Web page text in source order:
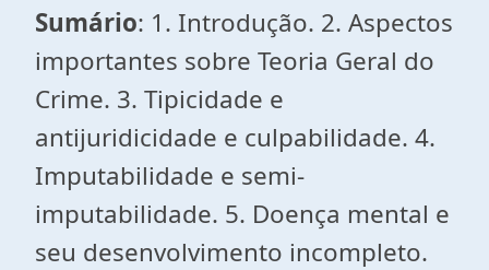
Sumário: 1. Introdução. 2. Aspectos
importantes sobre Teoria Geral do
Crime. 3. Tipicidade e
antijuridicidade e culpabilidade. 4.
Imputabilidade e semi-
imputabilidade. 5. Doença mental e
seu desenvolvimento incompleto.